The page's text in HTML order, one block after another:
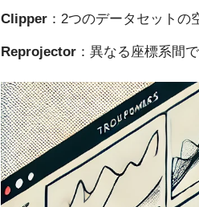
Clipper ：2つのデータセットの
Reprojector ：異なる座標系間